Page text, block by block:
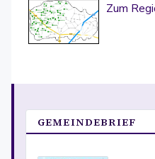
Zum
GEMEINDEBRIEF